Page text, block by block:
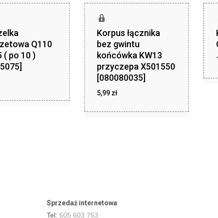
Q110
( po 10 )
Korpus łącznika
bez gwintu
końcówka KW13
przyczepa X501550
[080080035]
5,99 zł
Sprzedaż internetowa
Tel: 605 603 753